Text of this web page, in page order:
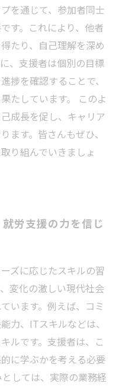
を通じて、参加者同士
す。これにより、他者
たり、自己理解を深め
、支援者は個別の目標
捗を確認することで、
たしています。 このよ
成長を促し、キャリア
ます。皆さんもぜひ、
り組んでいきましょ
労支援の力を信じ
ズに応じたスキルの習
変化の激しい現代社会
います。例えば、コミ
力、ITスキルなどは、
ルです。支援者は、こ
に学ぶかを考える必要
しては、実際の業務経